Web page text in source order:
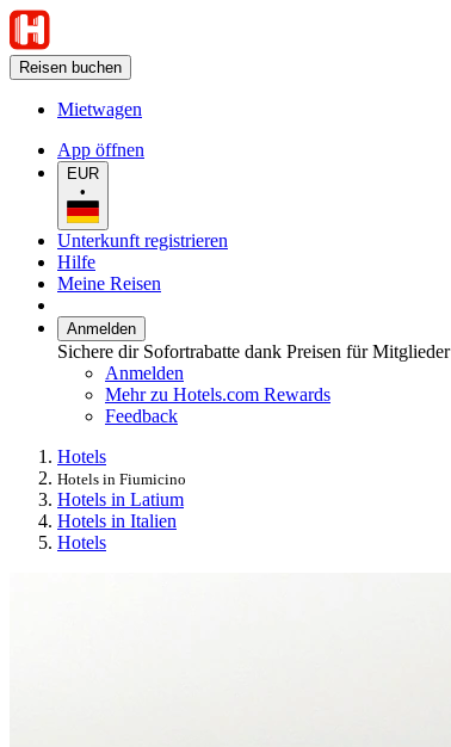
Reisen buchen
Mietwagen
App öffnen
EUR
•
Unterkunft registrieren
Hilfe
Meine Reisen
Anmelden
Sichere dir Sofortrabatte dank Preisen für Mitglieder
Anmelden
Mehr zu Hotels.com Rewards
Feedback
Hotels
Hotels in Fiumicino
Hotels in Latium
Hotels in Italien
Hotels